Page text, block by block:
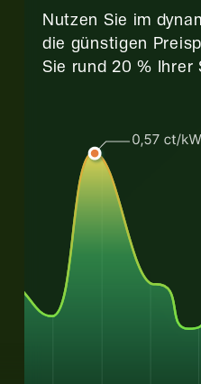
Nutzen Sie im
die günstigen
Sie rund 20 % Ihrer